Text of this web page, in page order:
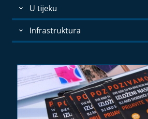
U tijeku
Infrastruktura